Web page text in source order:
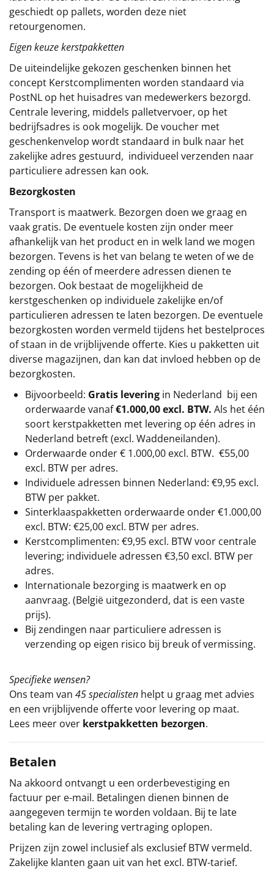
geschiedt op pallets, worden deze niet
retourgenomen.
Eigen keuze kerstpakketten
De uiteindelijke gekozen geschenken binnen het
concept Kerstcomplimenten worden standaard via
PostNL op het huisadres van medewerkers bezorgd.
Centrale levering, middels palletvervoer, op het
bedrijfsadres is ook mogelijk. De voucher met
geschenkenvelop wordt standaard in bulk naar het
zakelijke adres gestuurd, individueel verzenden naar
particuliere adressen kan ook.
Bezorgkosten
Transport is maatwerk. Bezorgen doen we graag en
vaak gratis. De eventuele kosten zijn onder meer
afhankelijk van het product en in welk land we mogen
bezorgen. Tevens is het van belang te weten of we de
zending op één of meerdere adressen dienen te
bezorgen. Ook bestaat de mogelijkheid de
kerstgeschenken op individuele zakelijke en/of
particulieren adressen te laten bezorgen. De eventuele
bezorgkosten worden vermeld tijdens het bestelproces
of staan in de vrijblijvende offerte. Kies u pakketten uit
diverse magazijnen, dan kan dat invloed hebben op de
bezorgkosten.
Bijvoorbeeld: Gratis levering in Nederland bij een
orderwaarde vanaf€1.000,00 excl. BTW. Als het één
soort kerstpakketten met levering op één adres in
Nederland betreft (excl. Waddeneilanden).
Orderwaarde onder € 1.000,00 excl. BTW. €55,00
excl. BTW per adres.
Individuele adressen binnen Nederland: €9,95 excl.
BTW per pakket.
Sinterklaaspakketten orderwaarde onder €1.000,00
excl. BTW: €25,00 excl. BTW per adres.
Kerstcomplimenten: €9,95 excl. BTW voor centrale
levering; individuele adressen €3,50 excl. BTW per
adres.
Internationale bezorging is maatwerk en op
aanvraag. (België uitgezonderd, dat is een vaste
prijs).
Bij zendingen naar particuliere adressen is
verzending op eigen risico bij breuk of vermissing.
Specifieke wensen?
Ons team van 45 specialisten helpt u graag met advies
en een vrijblijvende offerte voor levering op maat.
Lees meer over kerstpakketten bezorgen.
Betalen
Na akkoord ontvangt u een orderbevestiging en
factuur per e-mail. Betalingen dienen binnen de
aangegeven termijn te worden voldaan. Bij te late
betaling kan de levering vertraging oplopen.
Prijzen zijn zowel inclusief als exclusief BTW vermeld.
Zakelijke klanten gaan uit van het excl. BTW-tarief.